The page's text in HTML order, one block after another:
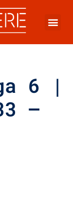
6 |
–